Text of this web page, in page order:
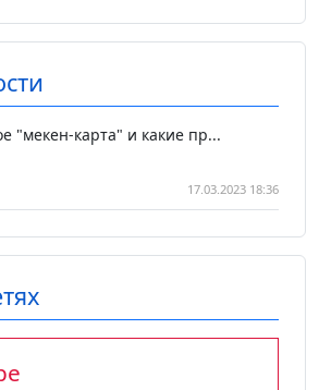
"мекен-карта" и какие пр...
17.03.2023 18:36